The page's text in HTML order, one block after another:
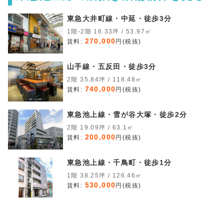
東急大井町線・中延・徒歩3分
1階-2階 16.33坪 / 53.97㎡
賃料: 270,000円(税抜)
山手線・五反田・徒歩3分
2階 35.84坪 / 118.48㎡
賃料: 740,000円(税抜)
東急池上線・雪が谷大塚・徒歩2分
2階 19.09坪 / 63.1㎡
賃料: 200,000円(税抜)
東急池上線・千鳥町・徒歩1分
1階 38.25坪 / 126.46㎡
賃料: 530,000円(税抜)